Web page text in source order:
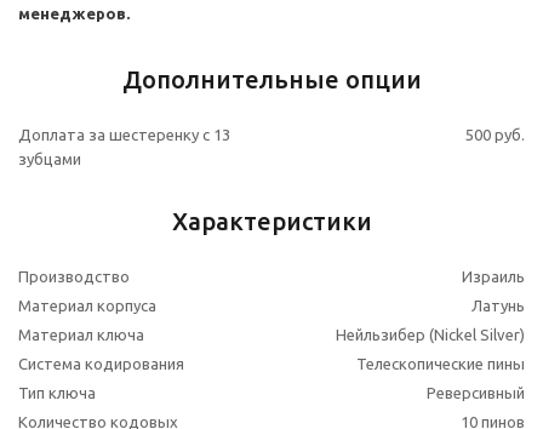
менеджеров.
Дополнительные опции
Доплата за шестеренку с 13
зубцами
500 руб.
Характеристики
Производство
Израиль
Материал корпуса
Латунь
Материал ключа
Нейльзибер (Nickel Silver)
Система кодирования
Телескопические пины
Тип ключа
Реверсивный
Количество кодовых
10 пинов